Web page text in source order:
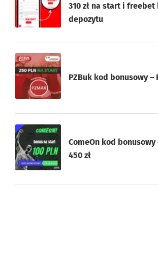
310 zł na start i freebet
depozytu
PZBuk kod bonusowy –
ComeOn kod bonusowy
450 zł